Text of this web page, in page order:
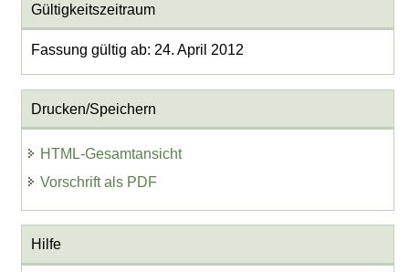
Gültigkeitszeitraum
Fassung gültig ab: 24. April 2012
Drucken/Speichern
HTML-Gesamtansicht
Vorschrift als PDF
Hilfe